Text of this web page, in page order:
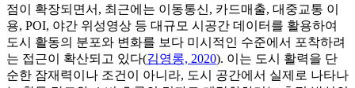
점이 확장되면서, 최근에는 이동통신, 카드매출, 대중교통 이
용, POI, 야간 위성영상 등 대규모 시공간 데이터를 활용하여
도시 활동의 분포와 변화를 보다 미시적인 수준에서 포착하려
는 접근이 확산되고 있다(김영롱, 2020). 이는 도시 활력을 단
순한 잠재력이나 조건이 아니라, 도시 공간에서 실제로 나타나